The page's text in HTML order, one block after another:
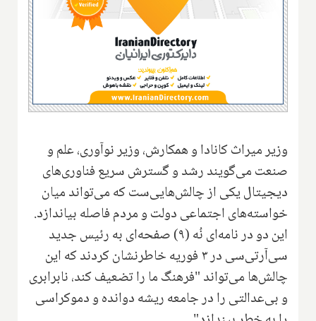
وزیر میراث کانادا و همکارش، وزیر نوآوری، علم و
صنعت می‌گویند رشد و گسترش سریع فناوری‌های
دیجیتال یکی از چالش‌هایی‌ست که می‌تواند میان
خواسته‌های اجتماعی دولت و مردم فاصله بیاندازد.
این دو در نامه‌ای نُه (۹) صفحه‌ای به رئیس جدید
سی‌آر‌تی‌سی در ۳ فوریه خاطرنشان کردند که این
چالش‌ها می‌تواند "فرهنگ ما را تضعیف کند، نابرابری
و بی‌عدالتی را در جامعه ریشه دوانده و دموکراسی